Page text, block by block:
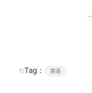
Tag： 英语